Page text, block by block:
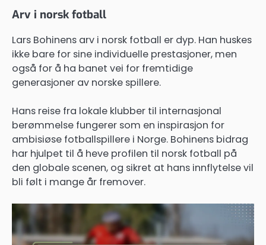
Arv i norsk fotball
Lars Bohinens arv i norsk fotball er dyp. Han huskes
ikke bare for sine individuelle prestasjoner, men
også for å ha banet vei for fremtidige
generasjoner av norske spillere.
Hans reise fra lokale klubber til internasjonal
berømmelse fungerer som en inspirasjon for
ambisiøse fotballspillere i Norge. Bohinens bidrag
har hjulpet til å heve profilen til norsk fotball på
den globale scenen, og sikret at hans innflytelse vil
bli følt i mange år fremover.